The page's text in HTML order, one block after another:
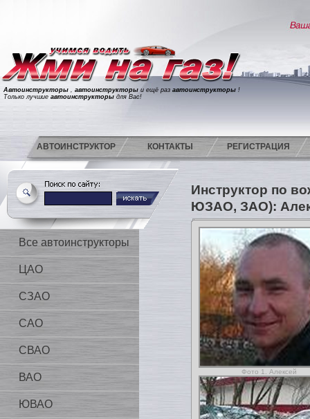
Автоинструкторы , автоинструкторы и ещё раз автоинструкторы !
Только лучшие автоинструкторы для Вас!
АВТОИНСТРУКТОР КОНТАКТЫ РЕГИСТРАЦИЯ
Все автоинструкторы
ЦАО
СЗАО
САО
СВАО
ВАО
ЮВАО
Инструктор по
ЮЗАО, ЗАО):
Фото 1. Алексей